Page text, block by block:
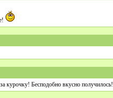
курочку! Бесподобно вкусно получилось!